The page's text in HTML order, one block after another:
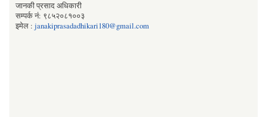
जानकी प्रसाद अधिकारी
सम्पर्क नं: ९८५२०८१००३
इमेल : janakiprasadadhikari180@gmail.com